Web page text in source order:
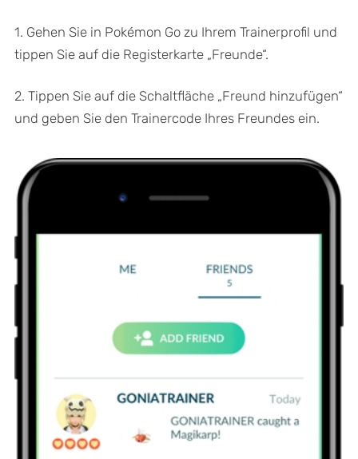
1. Gehen Sie in Pokémon Go zu Ihrem Trainerprofil und
tippen Sie auf die Registerkarte „Freunde“.
2. Tippen Sie auf die Schaltfläche „Freund hinzufügen“
und geben Sie den Trainercode Ihres Freundes ein.